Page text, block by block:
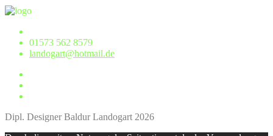
01573 562 8579
landogart@hotmail.de
Dipl. Designer Baldur Landogart 2026